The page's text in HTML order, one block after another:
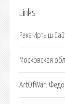
Links
Река Иртыш
Московская
ArtOfWar.